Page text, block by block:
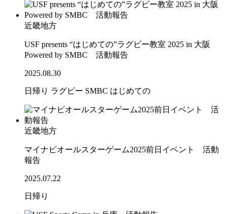
近畿地方
USF presents “はじめての”ラグビー教室 2025 in 大阪
Powered by SMBC 活動報告
2025.08.30
日帰り ラグビー SMBC はじめての
近畿地方
マイナビオールスターゲーム2025前日イベント 活動
報告
2025.07.22
日帰り